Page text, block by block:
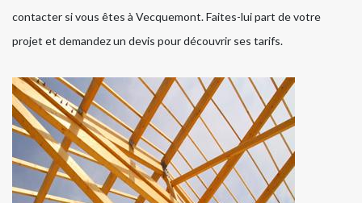
contacter si vous êtes à Vecquemont. Faites-lui part de votre
projet et demandez un devis pour découvrir ses tarifs.